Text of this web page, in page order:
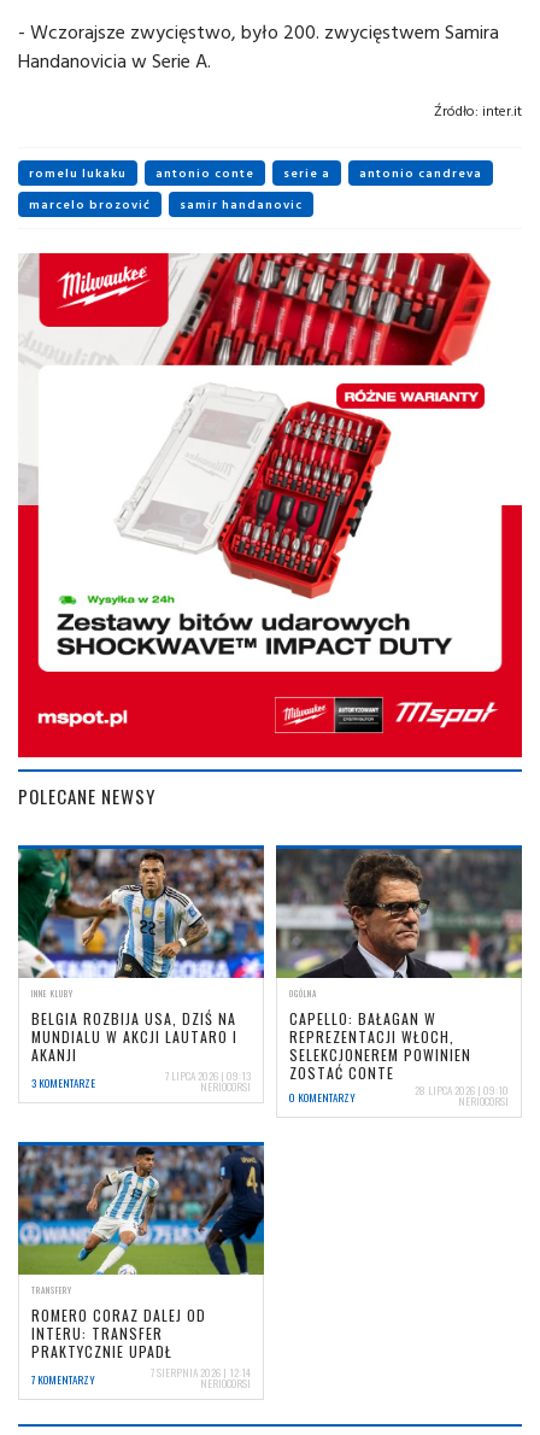
- Wczorajsze zwycięstwo, było 200. zwycięstwem Samira
Handanovicia w Serie A.
Źródło: inter.it
romelu lukaku antonio conte serie a
antonio candreva
marcelo brozović
samir handanovic
POLECANE NEWSY
INNE KLUBY
BELGIA ROZBIJA USA, DZIŚ NA
MUNDIALU W AKCJI LAUTARO I
AKANJI
3 KOMENTARZE 7 LIPCA 2026 | 09:13
NERIOCORSI
OGÓLNA
CAPELLO: BAŁAGAN W
REPREZENTACJI WŁOCH,
SELEKCJONEREM POWINIEN
ZOSTAĆ CONTE
0 KOMENTARZY 28 LIPCA 2026 | 09:10
NERIOCORSI
TRANSFERY
ROMERO CORAZ DALEJ OD
INTERU: TRANSFER
PRAKTYCZNIE UPADŁ
7 KOMENTARZY 7 SIERPNIA 2026 | 12:14
NERIOCORSI